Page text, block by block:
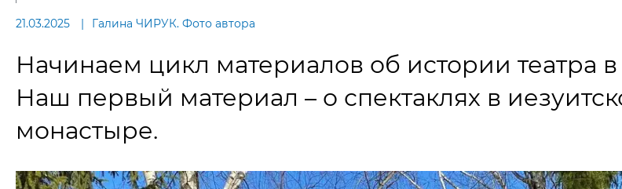
21.03.2025 Галина ЧИРУК. Фото автора
Начинаем цикл материалов об истории театра
Наш первый материал – о спектаклях в
монастыре.